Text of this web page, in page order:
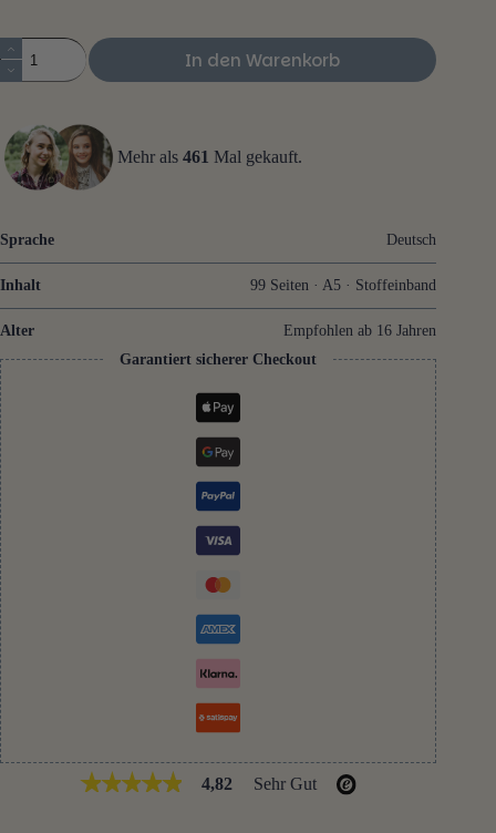
FREUNDE
Menge
In den Warenkorb
Mehr als 461 Mal gekauft.
Sprache Deutsch
Inhalt 99 Seiten · A5 · Stoffeinband
Alter
Empfohlen ab 16 Jahren
Garantiert sicherer Checkout
4,82 Sehr Gut